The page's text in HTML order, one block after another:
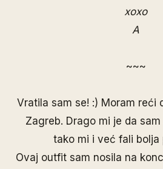
xoxo
A
~~~
Vratila sam se! :) Moram reći
Zagreb. Drago mi je da
tako mi i već fali bolja
Ovaj outfit sam nosila na